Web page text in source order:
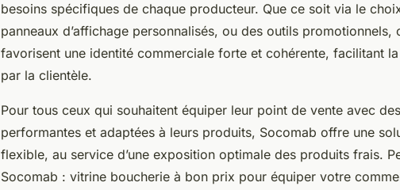
besoins spécifiques de chaque producteur. Que ce soit via le
panneaux d’affichage personnalisés, ou des outils promotionnels,
favorisent une identité commerciale forte et cohérente, facilitant
par la clientèle.
Pour tous ceux qui souhaitent équiper leur point de vente avec
performantes et adaptées à leurs produits, Socomab offre une
flexible, au service d’une exposition optimale des produits frais.
Socomab : vitrine boucherie à bon prix pour équiper votre